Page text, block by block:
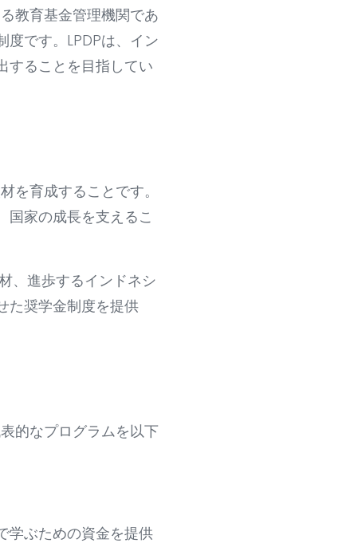
教育基金管理機関であ
度です。LPDPは、イン
することを目指してい
を育成することです。
国家の成長を支えるこ
、進歩するインドネシ
た奨学金制度を提供
的なプログラムを以下
学ぶための資金を提供